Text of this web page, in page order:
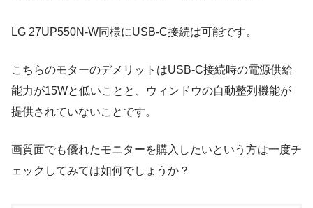
LG 27UP550N-W同様にUSB-C接続は可能です。
こちらのモターのデメリットはUSB-C接続時の電源供給
能力が15Wと低いことと、ウィンドウの自動整列機能が
提供されていないことです。
画質面でも優れたモニターを購入したいという方は一度チ
ェックしてみては如何でしょうか？